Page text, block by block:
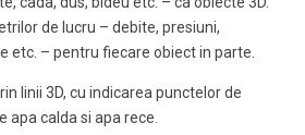
de lucru – debite, presiuni,
etc. – pentru fiecare obiect in parte.
linii 3D, cu indicarea punctelor de
apa calda si apa rece.